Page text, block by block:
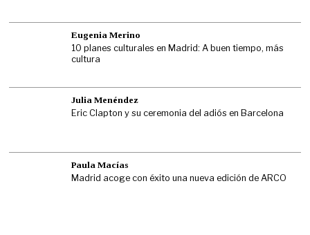
Eugenia Merino
10 planes culturales en Madrid: A buen tiempo, más
cultura
Julia Menéndez
Eric Clapton y su ceremonia del adiós en Barcelona
Paula Macías
Madrid acoge con éxito una nueva edición de ARCO